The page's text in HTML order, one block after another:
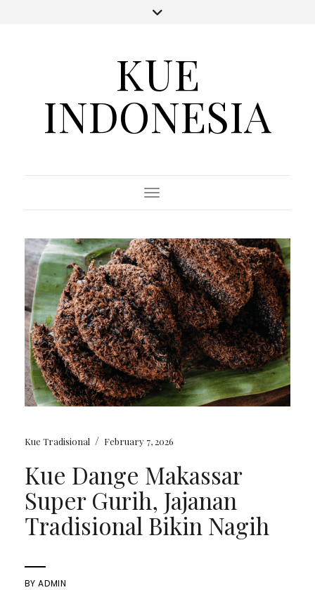
KUE
INDONESIA
Toggle Navigation
Kue Tradisional / February 7, 2026
Kue Dange Makassar
Super Gurih, Jajanan
Tradisional Bikin Nagih
BYADMIN